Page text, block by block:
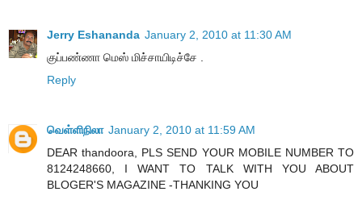
Jerry Eshananda January 2, 2010 at 11:30 AM
குப்பண்ணா மெஸ் மிச்சாயிடிச்சே .
Reply
வெள்ளிநிலா January 2, 2010 at 11:59 AM
DEAR thandoora, PLS SEND YOUR MOBILE NUMBER TO
8124248660, I WANT TO TALK WITH YOU ABOUT
BLOGER'S MAGAZINE -THANKING YOU